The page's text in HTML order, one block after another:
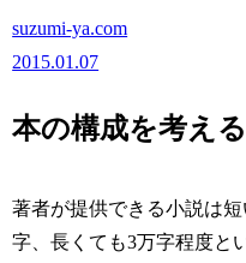
suzumi-ya.com
2015.01.07
本の構成を考える
著者が提供できる小説は
字、長くても3万字程度と